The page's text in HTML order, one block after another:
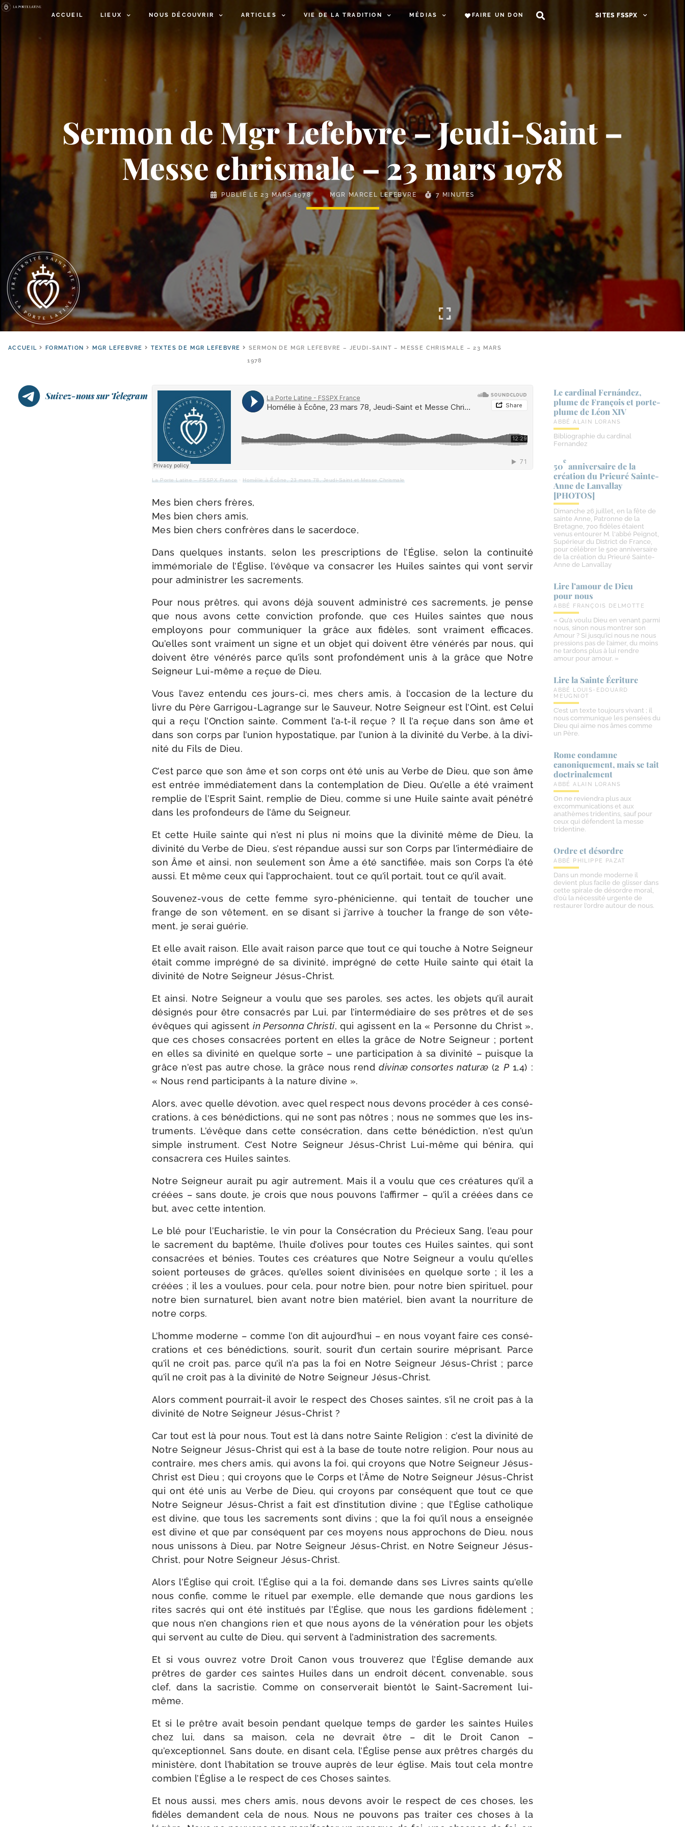
ACCUEIL LIEUX NOUS DÉCOUVRIR ARTICLES VIE DE LA TRADITION MÉDIAS FAIRE UN DON SITES FSSPX
Sermon de Mgr Lefebvre – Jeudi-​Saint –
Messe chrismale – 23 mars 1978
PUBLIÉ LE 23 MARS 1978 MGR MARCEL LEFEBVRE 7 MINUTES
ACCUEIL FORMATION MGR LEFEBVRE TEXTES DE MGR LEFEBVRE
SERMON DE MGR LEFEBVRE – JEUDI-SAINT – MESSE CHRISMALE – 23 MARS
1978
Suivez-nous sur Telegram
La Porte Latine – FSSPX France·Homélie à Écône, 23 mars 78, Jeudi-​Saint et Messe Chrismale
Mes bien chers frères,
Mes bien chers amis,
Mes bien chers confrères dans le sacerdoce,
Dans quelques ins­tants, selon les pres­crip­tions de l’Église, selon la conti­nui­té
immé­mo­riale de l’Église, l’évêque va consa­crer les Huiles saintes qui vont ser­vir
pour admi­nis­trer les sacrements.
Pour nous prêtres, qui avons déjà sou­vent admi­nis­tré ces sacre­ments, je pense
que nous avons cette convic­tion pro­fonde, que ces Huiles saintes que nous
employons pour com­mu­ni­quer la grâce aux fidèles, sont vrai­ment effi­caces.
Qu’elles sont vrai­ment un signe et un objet qui doivent être véné­rés par nous, qui
doivent être véné­rés parce qu’ils sont pro­fon­dé­ment unis à la grâce que Notre
Seigneur Lui-​même a reçue de Dieu.
Vous l’avez enten­du ces jours-​ci, mes chers amis, à l’occasion de la lec­ture du
livre du Père Garrigou-​Lagrange sur le Sauveur, Notre Seigneur est l’Oint, est Celui
qui a reçu l’Onction sainte. Comment l’a‑t-il reçue ? Il l’a reçue dans son âme et
dans son corps par l’union hypo­sta­tique, par l’union à la divi­ni­té du Verbe, à la divi­
ni­té du Fils de Dieu.
C’est parce que son âme et son corps ont été unis au Verbe de Dieu, que son âme
est entrée immé­dia­te­ment dans la contem­pla­tion de Dieu. Qu’elle a été vrai­ment
rem­plie de l’Esprit Saint, rem­plie de Dieu, comme si une Huile sainte avait péné­tré
dans les pro­fon­deurs de l’âme du Seigneur.
Et cette Huile sainte qui n’est ni plus ni moins que la divi­ni­té même de Dieu, la
divi­ni­té du Verbe de Dieu, s’est répan­due aus­si sur son Corps par l’intermédiaire de
son Âme et ain­si, non seule­ment son Âme a été sanc­ti­fiée, mais son Corps l’a été
aus­si. Et même ceux qui l’approchaient, tout ce qu’il por­tait, tout ce qu’il avait.
Souvenez-​vous de cette femme syro-​phénicienne, qui ten­tait de tou­cher une
frange de son vête­ment, en se disant si j’arrive à tou­cher la frange de son vête­
ment, je serai guérie.
Et elle avait rai­son. Elle avait rai­son parce que tout ce qui touche à Notre Seigneur
était comme impré­gné de sa divi­ni­té, impré­gné de cette Huile sainte qui était la
divi­ni­té de Notre Seigneur Jésus-Christ.
Et ain­si. Notre Seigneur a vou­lu que ses paroles, ses actes, les objets qu’il aurait
dési­gnés pour être consa­crés par Lui, par l’intermédiaire de ses prêtres et de ses
évêques qui agissentin Personna Christi, qui agissent en la « Personne du Christ »,
que ces choses consa­crées portent en elles la grâce de Notre Seigneur ; portent
en elles sa divi­ni­té en quelque sorte – une par­ti­ci­pa­tion à sa divi­ni­té – puisque la
grâce n’est pas autre chose, la grâce nous renddivinæ consortes naturæ (2 P 1,4) :
« Nous rend par­ti­ci­pants à la nature divine ».
Alors, avec quelle dévo­tion, avec quel res­pect nous devons pro­cé­der à ces consé­
cra­tions, à ces béné­dic­tions, qui ne sont pas nôtres ; nous ne sommes que les ins­
tru­ments. L’évêque dans cette consé­cra­tion, dans cette béné­dic­tion, n’est qu’un
simple ins­tru­ment. C’est Notre Seigneur Jésus-​Christ Lui-​même qui béni­ra, qui
consa­cre­ra ces Huiles saintes.
Notre Seigneur aurait pu agir autre­ment. Mais il a vou­lu que ces créa­tures qu’il a
créées – sans doute, je crois que nous pou­vons l’affirmer – qu’il a créées dans ce
but, avec cette intention.
Le blé pour l’Eucharistie, le vin pour la Consécration du Précieux Sang, l’eau pour
le sacre­ment du bap­tême, l’huile d’olives pour toutes ces Huiles saintes, qui sont
consa­crées et bénies. Toutes ces créa­tures que Notre Seigneur a vou­lu qu’elles
soient por­teuses de grâces, qu’elles soient divi­ni­sées en quelque sorte ; il les a
créées ; il les a vou­lues, pour cela, pour notre bien, pour notre bien spi­ri­tuel, pour
notre bien sur­na­tu­rel, bien avant notre bien maté­riel, bien avant la nour­ri­ture de
notre corps.
L’homme moderne – comme l’on dit aujourd’hui – en nous voyant faire ces consé­
cra­tions et ces béné­dic­tions, sou­rit, sou­rit d’un cer­tain sou­rire mépri­sant. Parce
qu’il ne croit pas, parce qu’il n’a pas la foi en Notre Seigneur Jésus-​Christ ; parce
qu’il ne croit pas à la divi­ni­té de Notre Seigneur Jésus-Christ.
Alors com­ment pourrait-​il avoir le res­pect des Choses saintes, s’il ne croit pas à la
divi­ni­té de Notre Seigneur Jésus-Christ ?
Car tout est là pour nous. Tout est là dans notre Sainte Religion : c’est la divi­ni­té de
Notre Seigneur Jésus-​Christ qui est à la base de toute notre reli­gion. Pour nous au
contraire, mes chers amis, qui avons la foi, qui croyons que Notre Seigneur Jésus-​
Christ est Dieu ; qui croyons que le Corps et l’Âme de Notre Seigneur Jésus-​Christ
qui ont été unis au Verbe de Dieu, qui croyons par consé­quent que tout ce que
Notre Seigneur Jésus-​Christ a fait est d’institution divine ; que l’Église catho­lique
est divine, que tous les sacre­ments sont divins ; que la foi qu’il nous a ensei­gnée
est divine et que par consé­quent par ces moyens nous appro­chons de Dieu, nous
nous unis­sons à Dieu, par Notre Seigneur Jésus-​Christ, en Notre Seigneur Jésus-​
Christ, pour Notre Seigneur Jésus-Christ.
Alors l’Église qui croit, l’Église qui a la foi, demande dans ses Livres saints qu’elle
nous confie, comme le rituel par exemple, elle demande que nous gar­dions les
rites sacrés qui ont été ins­ti­tués par l’Église, que nous les gar­dions fidè­le­ment ;
que nous n’en chan­gions rien et que nous ayons de la véné­ra­tion pour les objets
qui servent au culte de Dieu, qui servent à l’administration des sacrements.
Et si vous ouvrez votre Droit Canon vous trou­ve­rez que l’Église demande aux
prêtres de gar­der ces saintes Huiles dans un endroit décent, conve­nable, sous
clef, dans la sacris­tie. Comme on conser­ve­rait bien­tôt le Saint-​Sacrement lui-
même.
Et si le prêtre avait besoin pen­dant quelque temps de gar­der les saintes Huiles
chez lui, dans sa mai­son, cela ne devrait être – dit le Droit Canon –
qu’exceptionnel. Sans doute, en disant cela, l’Église pense aux prêtres char­gés du
minis­tère, dont l’habitation se trouve auprès de leur église. Mais tout cela montre
com­bien l’Église a le res­pect de ces Choses saintes.
Et nous aus­si, mes chers amis, nous devons avoir le res­pect de ces choses, les
fidèles demandent cela de nous. Nous ne pou­vons pas trai­ter ces choses à la
Le cardinal Fernández,
plume de François et porte-​
plume de Léon XIV
ABBÉ ALAIN LORANS
Bibliographie du cardinal
Fernandez
50
e
anniversaire de la
création du Prieuré Sainte-​
Anne de Lanvallay
[PHOTOS]
Dimanche 26 juillet, en la fête de
sainte Anne, Patronne de la
Bretagne, 700 fidèles étaient
venus entourer M. l'abbé Peignot,
Supérieur du District de France,
pour célébrer le 50e anniversaire
de la création du Prieuré Sainte-
Anne de Lanvallay
Lire l’amour de Dieu
pour nous
ABBÉ FRANÇOIS DELMOTTE
« Qu’a voulu Dieu en venant parmi
nous, sinon nous montrer son
Amour ? Si jusqu’ici nous ne nous
pressions pas de l’aimer, du moins
ne tardons plus à lui rendre
amour pour amour. »
Lire la Sainte Écriture
ABBÉ LOUIS-EDOUARD
MEUGNIOT
C’est un texte toujours vivant ; il
nous communique les pensées du
Dieu qui aime nos âmes comme
un Père.
Rome condamne
canoniquement, mais se tait
doctrinalement
ABBÉ ALAIN LORANS
On ne reviendra plus aux
excommunications et aux
anathèmes tridentins, sauf pour
ceux qui défendent la messe
tridentine.
Ordre et désordre
ABBÉ PHILIPPE PAZAT
Dans un monde moderne il
devient plus facile de glisser dans
cette spirale de désordre moral,
d’où la nécessité urgente de
restaurer l’ordre autour de nous.